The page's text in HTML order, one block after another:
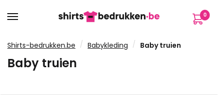
naar
naar
inhoud
0
Shirts-bedrukken.be / Babykleding / Baby truien
Baby truien